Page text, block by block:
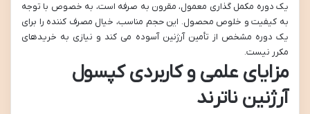
یک دوره مکمل گذاری معمول، مقرون به صرفه است، به خصوص با توجه
به کیفیت و خلوص محصول. این حجم مناسب، خیال مصرف کننده را برای
یک دوره مشخص از تأمین آرژنین آسوده می کند و نیازی به خریدهای
مکرر نیست.
مزایای علمی و کاربردی کپسول
آرژنین ناترند